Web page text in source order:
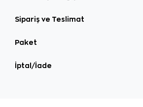
Sipariş ve Teslimat
Paket
İptal/İade